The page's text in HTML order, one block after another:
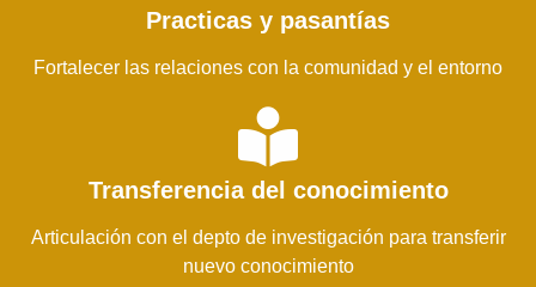
Practicas y pasantías
Fortalecer las relaciones con la comunidad y el entorno
Transferencia del conocimiento
Articulación con el depto de investigación para transferir
nuevo conocimiento